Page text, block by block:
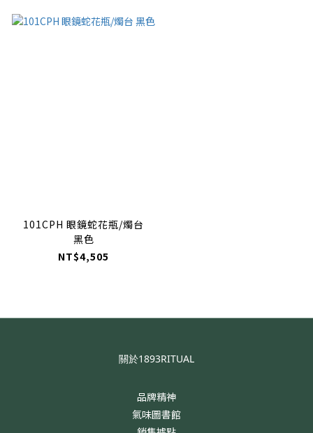
101CPH 眼鏡蛇花瓶/燭台
黑色
NT$4,505
關於1893RITUAL
品牌精神
氣味圖書館